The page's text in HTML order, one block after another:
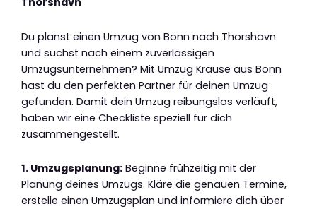
Du planst einen Umzug von Bonn nach Thorshavn
und suchst nach einem zuverlässigen
Umzugsunternehmen? Mit Umzug Krause aus Bonn
hast du den perfekten Partner für deinen Umzug
gefunden. Damit dein Umzug reibungslos verläuft,
haben wir eine Checkliste speziell für dich
zusammengestellt.
1. Umzugsplanung: Beginne frühzeitig mit der
Planung deines Umzugs. Kläre die genauen Termine,
erstelle einen Umzugsplan und informiere dich über